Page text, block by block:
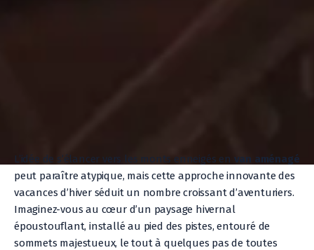
L’idée de s’élancer vers les monts enneigés en van aménagé
peut paraître atypique, mais cette approche innovante des
vacances d’hiver séduit un nombre croissant d’aventuriers.
Imaginez-vous au cœur d’un paysage hivernal
époustouflant, installé au pied des pistes, entouré de
sommets majestueux, le tout à quelques pas de toutes